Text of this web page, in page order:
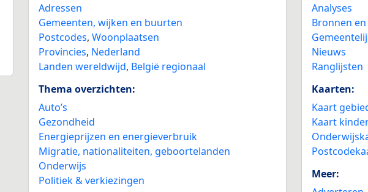
Adressen
Gemeenten, wijken en buurten
Postcodes,Woonplaatsen
Provincies, Nederland
Landen wereldwijd, België regionaal
Thema overzichten:
Auto’s
Gezondheid
Energieprijzen en energieverbruik
Migratie, nationaliteiten, geboortelanden
Onderwijs
Politiek & verkiezingen
Analyses
Bronnen
Nieuws
Ranglijsten
Kaarten:
Kaart
Kaart
Meer: